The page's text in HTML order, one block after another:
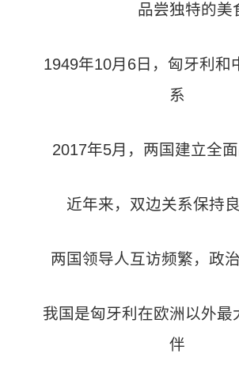
品尝独特的美
1949年10月6日，匈牙利和
系
2017年5月，两国建立全
近年来，双边关系保持
两国领导人互访频繁，政
我国是匈牙利在欧洲以外最
伴